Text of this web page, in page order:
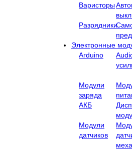
Варисторы
Разрядники
Электронные
Arduino
Модули
заряда
АКБ
Модули
датчиков